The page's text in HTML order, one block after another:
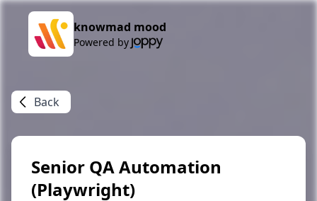
knowmad mood
Powered by
Back
Senior QA Automation
(Playwright)